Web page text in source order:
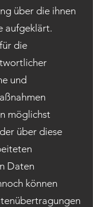
über die ihnen
aufgeklärt.
die
und
möglichst
über diese
Daten
können